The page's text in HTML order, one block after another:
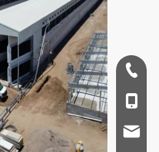
+ 86-532-
+86 -